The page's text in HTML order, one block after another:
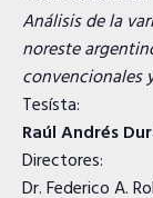
Análisis de la
noreste
convencionales
Tesísta:
Raúl Andrés
Directores:
Dr. Federico A.